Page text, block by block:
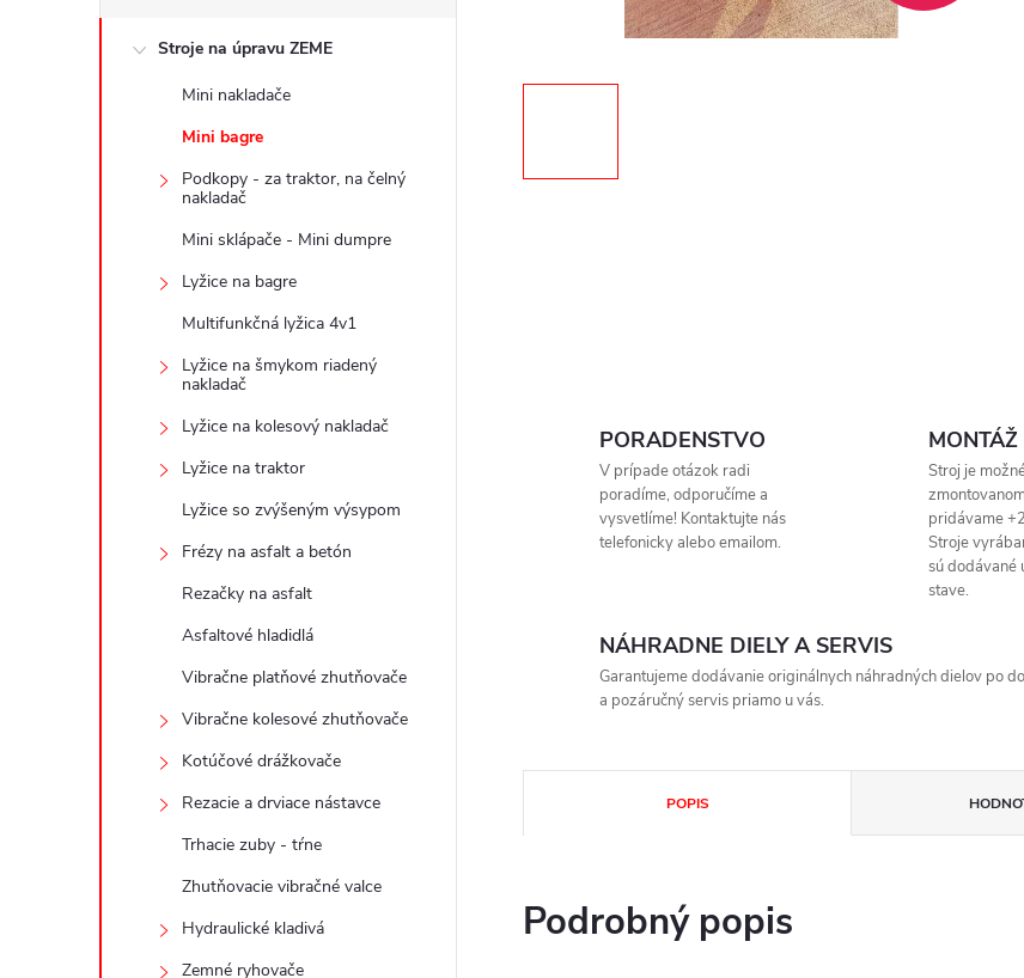
Stroje na úpravu ZEME
Mini nakladače
Mini bagre
Podkopy - za traktor, na čelný
nakladač
Mini sklápače - Mini dumpre
Lyžice na bagre
Multifunkčná lyžica 4v1
Lyžice na šmykom riadený
nakladač
Lyžice na kolesový nakladač
Lyžice na traktor
Lyžice so zvýšeným výsypom
Frézy na asfalt a betón
Rezačky na asfalt
Asfaltové hladidlá
Vibračne platňové zhutňovače
Vibračne kolesové zhutňovače
Kotúčové drážkovače
Rezacie a drviace nástavce
Trhacie zuby - tŕne
Zhutňovacie vibračné valce
Hydraulické kladivá
Zemné ryhovače
PORADENSTVO
V prípade otázok radi
poradíme, odporučíme a
vysvetlíme! Kontaktujte nás
telefonicky alebo emailom.
MONTÁŽ
Stroj je
pridávame
Stroje
sú dodávané
stave.
NÁHRADNE DIELY A SERVIS
Garantujeme dodávanie originálnych náhradných dielov po
a pozáručný servis priamo u vás.
POPIS
Podrobný popis